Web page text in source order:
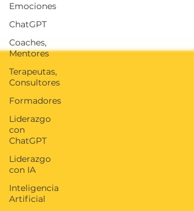
Emociones
ChatGPT
Coaches,
Mentores
Terapeutas,
Consultores
Formadores
Liderazgo
con
ChatGPT
Liderazgo
con IA
Inteligencia
Artificial